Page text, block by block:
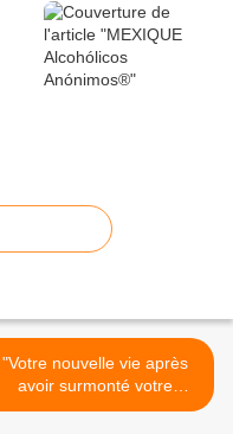
"Votre nouvelle vie après
avoir surmonté votre
addiction à l'alcool" >